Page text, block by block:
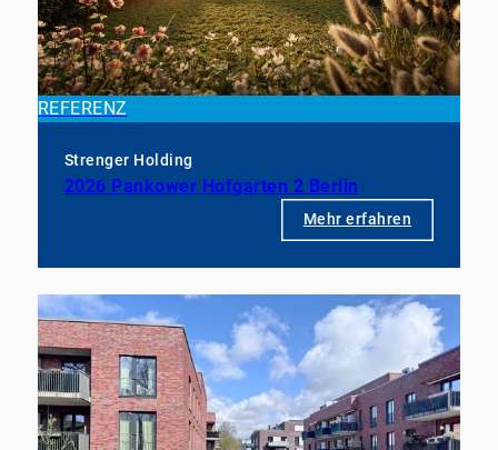
REFERENZ
Strenger Holding
2026 Pankower Hofgarten 2 Berlin
Mehr erfahren